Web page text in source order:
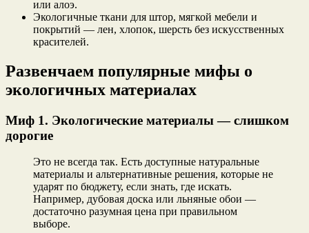
или алоэ.
Экологичные ткани для штор, мягкой мебели и
покрытий — лен, хлопок, шерсть без искусственных
красителей.
Развенчаем популярные мифы о
экологичных материалах
Миф 1. Экологические материалы — слишком
дорогие
Это не всегда так. Есть доступные натуральные
материалы и альтернативные решения, которые не
ударят по бюджету, если знать, где искать.
Например, дубовая доска или льняные обои —
достаточно разумная цена при правильном
выборе.